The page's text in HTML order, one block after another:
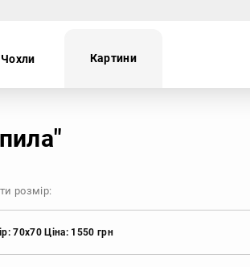
Чохли Картини
розмір:
70x70 Ціна: 1550 грн